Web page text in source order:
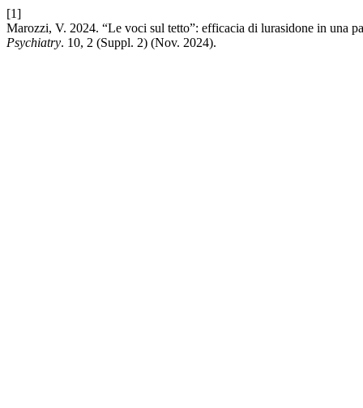
[1]
Marozzi, V. 2024. “Le voci sul tetto”: efficacia di lurasidone in una
Psychiatry. 10, 2 (Suppl. 2) (Nov. 2024).